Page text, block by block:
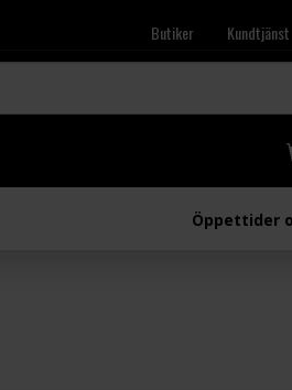
Butiker Kundtjänst
Öppettider